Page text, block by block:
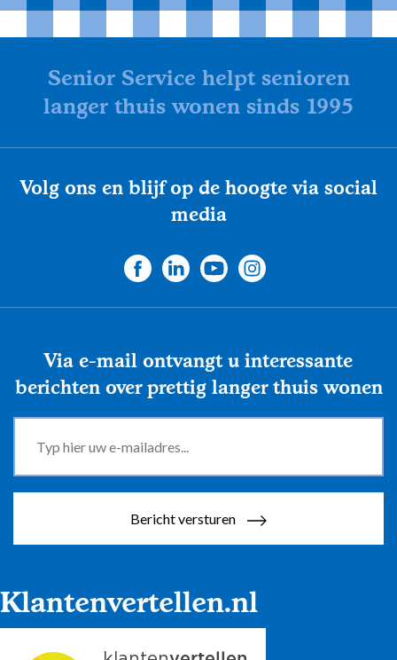
Senior Service helpt senioren
langer thuis wonen sinds 1995
Volg ons en blijf op de hoogte via social
media
Via e-mail ontvangt u interessante
berichten over prettig langer thuis wonen
Bericht versturen
Klantenvertellen.nl